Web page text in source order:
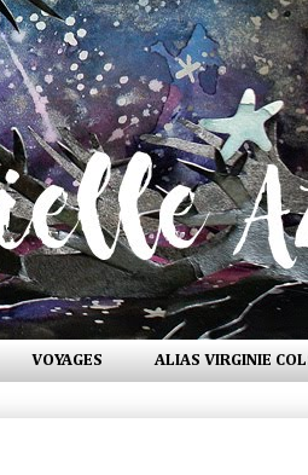
VOYAGES ALIAS VIRGINIE